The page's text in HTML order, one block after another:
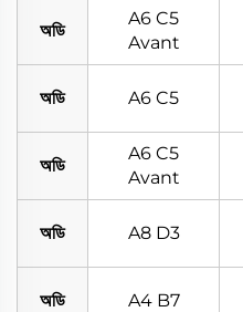
অডি
A6 C5
Avant
অডি A6 C5
অডি
A6 C5
Avant
অডি A8 D3
অডি A4 B7